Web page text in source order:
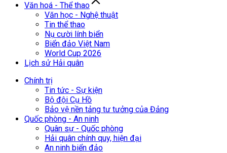
Văn hoá - Thể thao
Văn học - Nghệ thuật
Tin thể thao
Nụ cười lính biển
Biển đảo Việt Nam
World Cup 2026
Lịch sử Hải quân
Chính trị
Tin tức - Sự kiện
Bộ đội Cụ Hồ
Bảo vệ nền tảng tư tưởng của Đảng
Quốc phòng - An ninh
Quân sự - Quốc phòng
Hải quân chính quy, hiện đại
An ninh biển đảo